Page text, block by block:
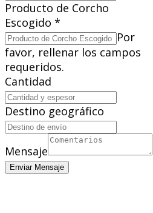
Producto de Corcho
Escogido *
Por
favor, rellenar los campos
requeridos.
Cantidad
Destino geográfico
Mensaje
Enviar Mensaje